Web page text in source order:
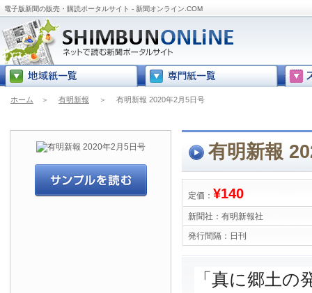
電子版新聞の販売・購読ポータルサイト - 新聞オンライン.COM
ホーム ＞ 有明新報 ＞ 有明新報 2020年2月5日号
有明新報
定価： ¥140
新聞社： 有明新報社
発行間隔： 日刊
「真に郷土の